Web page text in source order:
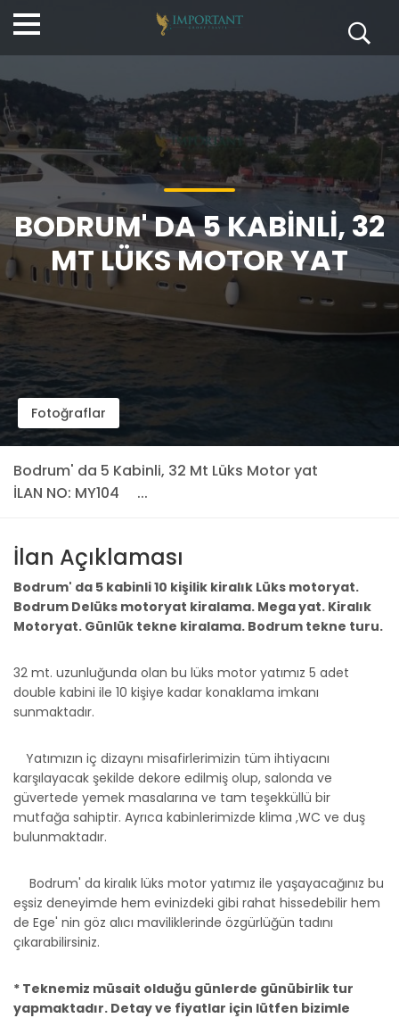
BODRUM' DA 5 KABINLI, 32
MT LÜKS MOTOR YAT
Fotoğraflar
Bodrum' da 5 Kabinli, 32 Mt Lüks Motor yat
İLAN NO: MY104
...
İlan Açıklaması
Bodrum' da 5 kabinli 10 kişilik kiralık Lüks motoryat.
Bodrum Delüks motoryat kiralama. Mega yat. Kiralık
Motoryat. Günlük tekne kiralama. Bodrum tekne turu.
32 mt. uzunluğunda olan bu lüks motor yatımız 5 adet
double kabini ile 10 kişiye kadar konaklama imkanı
sunmaktadır.
Yatımızın iç dizaynı misafirlerimizin tüm ihtiyacını
karşılayacak şekilde dekore edilmiş olup, salonda ve
güvertede yemek masalarına ve tam teşekküllü bir
mutfağa sahiptir. Ayrıca kabinlerimizde klima ,WC ve duş
bulunmaktadır.
Bodrum' da kiralık lüks motor yatımız ile yaşayacağınız bu
eşsiz deneyimde hem evinizdeki gibi rahat hissedebilir hem
de Ege' nin göz alıcı maviliklerinde özgürlüğün tadını
çıkarabilirsiniz.
* Teknemiz müsait olduğu günlerde günübirlik tur
yapmaktadır. Detay ve fiyatlar için lütfen bizimle